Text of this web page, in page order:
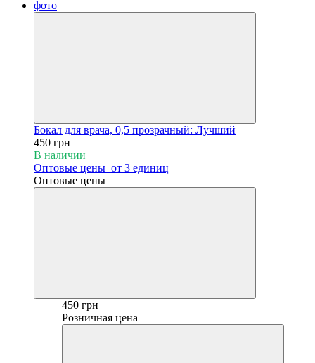
Бокал для врача, 0,5 прозрачный: Лучший
450 грн
В наличии
Оптовые цены от 3 единиц
Оптовые цены
450 грн
Розничная цена